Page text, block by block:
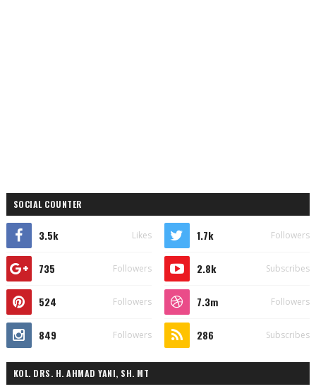
SOCIAL COUNTER
3.5k Likes 1.7k Followers
735 Followers 2.8k Subscribes
524 Followers 7.3m Followers
849 Followers 286 Subscribes
KOL. DRS. H. AHMAD YANI, SH. MT